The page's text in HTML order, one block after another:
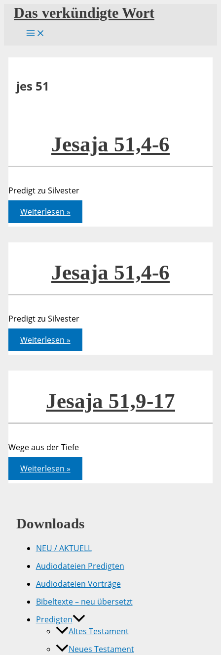
Zum
Inhalt
springen
Das verkündigte Wort
jes 51
Jesaja 51,4-6
Predigt zu Silvester
Jesaja
51,4-
6
Weiterlesen »
Jesaja 51,4-6
Predigt zu Silvester
Jesaja
51,4-
6
Weiterlesen »
Jesaja 51,9-17
Wege aus der Tiefe
Jesaja
51,9-
17
Weiterlesen »
Downloads
NEU / AKTUELL
Audiodateien Predigten
Audiodateien Vorträge
Bibeltexte – neu übersetzt
Predigten
Altes Testament
Neues Testament